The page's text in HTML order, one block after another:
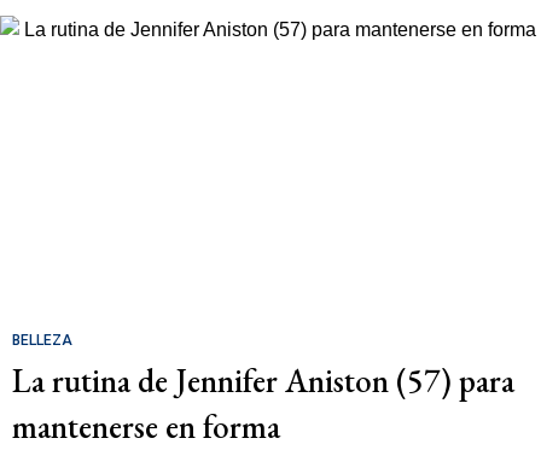
BELLEZA
La rutina de Jennifer Aniston (57) para
mantenerse en forma